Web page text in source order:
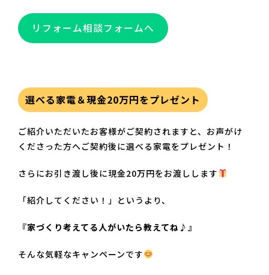
リフォーム相談フォームへ
選べる家電＆現金20万円をプレゼント
ご紹介いただいたお客様がご契約されますと、お声がけ
くださった方へご契約後に選べる家電をプレゼント！
さらにお引き渡し後に現金20万円をお渡しします
「紹介してください！」というより、
『家づくり考えてる人がいたら教えてね♪』
そんな気軽なキャンペーンです